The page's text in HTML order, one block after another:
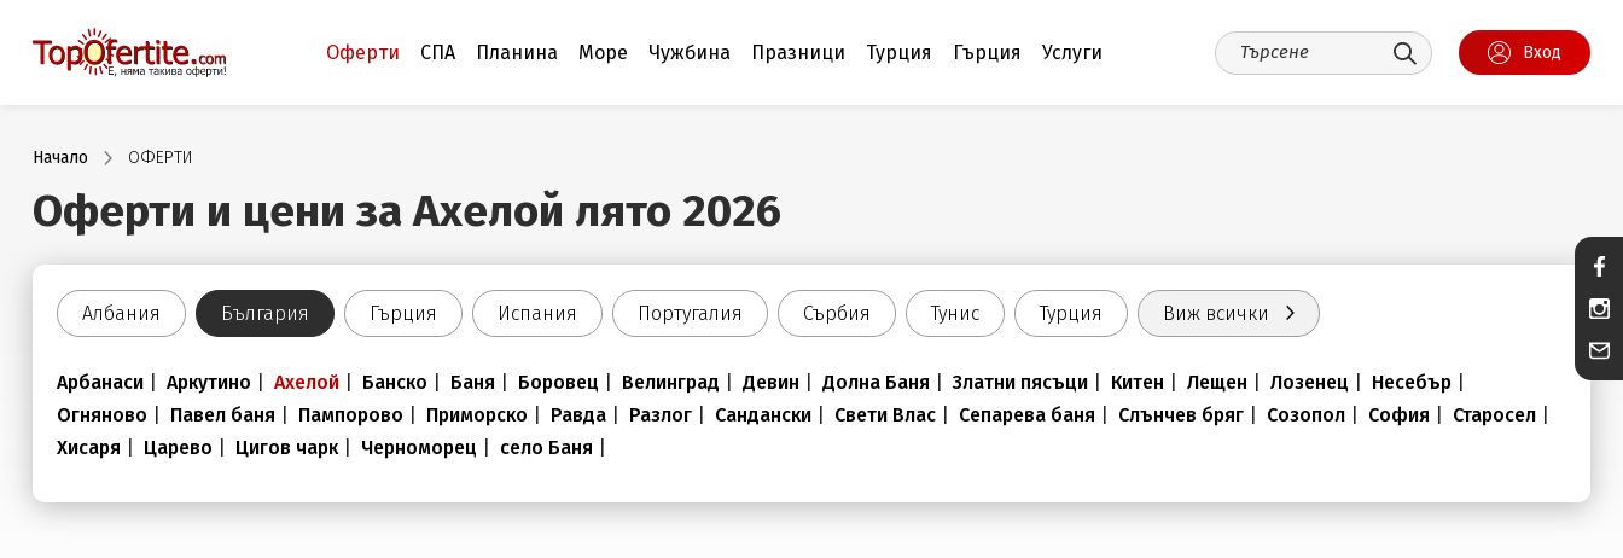
Оферти СПА Планина Море Чужбина Празници Турция Гърция Услуги Вход
Начало ОФЕРТИ
Оферти и цени за Ахелой лято 2026
Албания България Гърция Испания Португалия Сърбия Тунис Турция Виж всички
Арбанаси| Аркутино Ахелой| Банско Баня Боровец Велинград Девин Долна Баня |Златни пясъци| Китен Лещен Лозенец Несебър|
Огняново
Павел баня Пампорово Приморско Равда| Разлог| Сандански| Свети Влас| Сепарева баня Слънчев бряг| Созопол| София Старосел|
Хисаря
Царево Цигов чарк| Черноморец село Баня